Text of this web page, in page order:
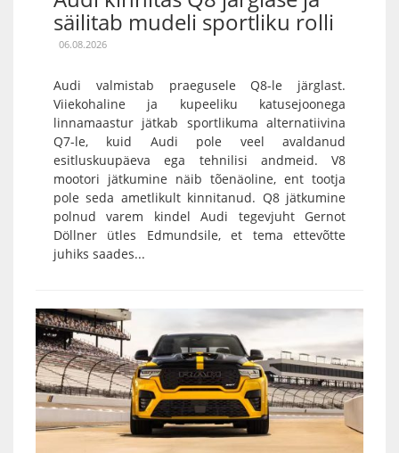
säilitab mudeli sportliku rolli
06.08.2026
Audi valmistab praegusele Q8-le järglast.
Viiekohaline ja kupeeliku katusejoonega
linnamaastur jätkab sportlikuma alternatiivina
Q7-le, kuid Audi pole veel avaldanud
esitluskuupäeva ega tehnilisi andmeid. V8
mootori jätkumine näib tõenäoline, ent tootja
pole seda ametlikult kinnitanud. Q8 jätkumine
polnud varem kindel Audi tegevjuht Gernot
Döllner ütles Edmundsile, et tema ettevõtte
juhiks saades...